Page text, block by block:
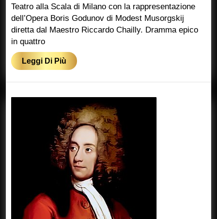
Teatro alla Scala di Milano con la rappresentazione
dell’Opera Boris Godunov di Modest Musorgskij
diretta dal Maestro Riccardo Chailly. Dramma epico
in quattro
Leggi Di Più Leggi
Di